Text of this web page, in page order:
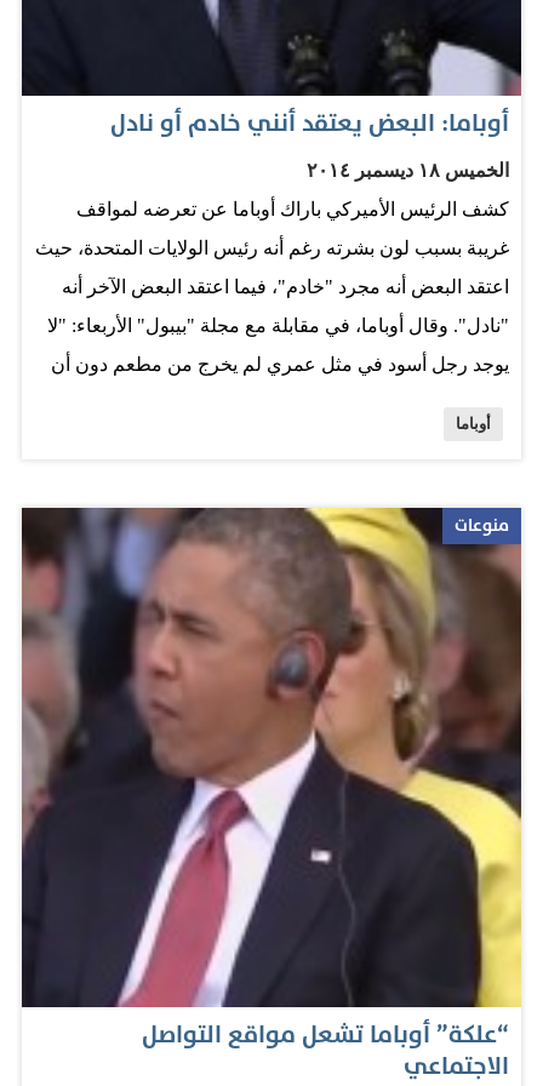
أوباما: البعض يعتقد أنني خادم أو نادل
الخميس ١٨ ديسمبر ٢٠١٤
كشف الرئيس الأميركي باراك أوباما عن تعرضه لمواقف
غريبة بسبب لون بشرته رغم أنه رئيس الولايات المتحدة، حيث
اعتقد البعض أنه مجرد "خادم"، فيما اعتقد البعض الآخر أنه
"نادل". وقال أوباما، في مقابلة مع مجلة "بيبول" الأربعاء: "لا
يوجد رجل أسود في مثل عمري لم يخرج من مطعم دون أن
طلب منه إحضار فنجان قهوة. وبالنسبة لميشيل نفسها، فقد
مرت بتجارب مماثلة بعض الشيء، ففيما كانت تتسوق في أحد
المحال التجارية مؤخراً، طلبت منها إحدى المتسوقات أن
تناولها شيئاً من أحد الرفوف. وقالت السيدة الأولى في أميركا
سنوات". وأضافت: "قبل ذلك كان باراك أوباما مجرد رجل
أسود يعيش في الحي الجنوبي في شيكاغو، ويواجه معاناة في
الحصول على سيارة أجرة". وجاءت تصريحات باراك وميشيل
أوباما هذه مع زيادة التوتر العرقي في البلاد في أعقاب مقتل
الشاب مايكل براون في مدينة فيرغسون بولاية ميزوري
وإريك غارنر في نيويورك مؤخراً. وقال أوباما إن العلاقات بين
الأعراق في الولايات المتحدة تحسنت، غير أنها بحاجة إلى مزيد
من التقدم والتطور. واضاف أوباما: "إن الخطأ…
أوباما
منوعات
“علكة” أوباما تشعل مواقع التواصل
الاجتماعي